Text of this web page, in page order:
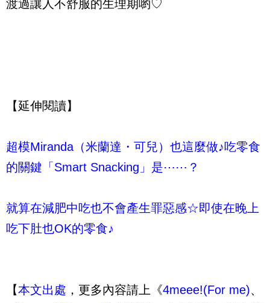
渡過讓人不舒服的生理期喲♡
【延伸閱讀】
超模Miranda（米蘭達・可兒）也這麼做♪吃零食
的關鍵「Smart Snacking」是⋯⋯？
就算在減肥中吃也不會產生罪惡感☆即使在晚上
吃下肚也OK的零食♪
【本文出處 ，更多內容請上《4meee!(For me)、